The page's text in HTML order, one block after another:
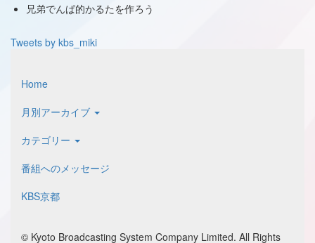
兄弟でんぱ的かるたを作ろう
Tweets by kbs_miki
Home
月別アーカイブ
カテゴリー
番組へのメッセージ
KBS京都
© Kyoto Broadcasting System Company Limited. All Rights